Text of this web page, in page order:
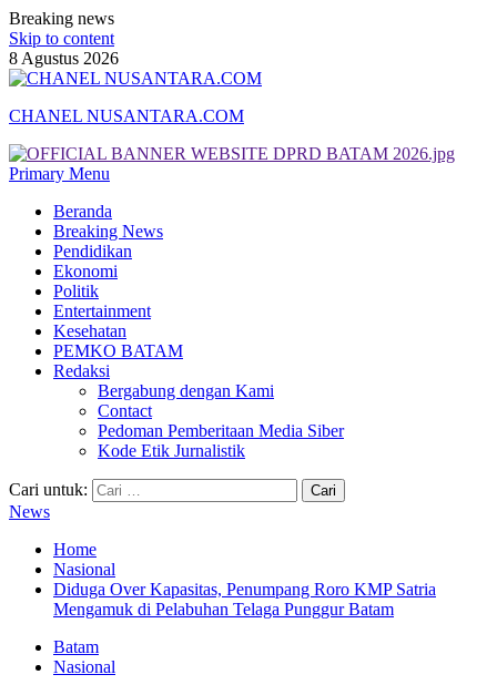
Breaking news
Skip to content
8 Agustus 2026
CHANEL NUSANTARA.COM
Primary Menu
Beranda
Breaking News
Pendidikan
Ekonomi
Politik
Entertainment
Kesehatan
PEMKO BATAM
Redaksi
Bergabung dengan Kami
Contact
Pedoman Pemberitaan Media Siber
Kode Etik Jurnalistik
Cari untuk:
News
Home
Nasional
Diduga Over Kapasitas, Penumpang Roro KMP Satria
Mengamuk di Pelabuhan Telaga Punggur Batam
Batam
Nasional